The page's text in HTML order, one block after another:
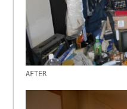
AFTER